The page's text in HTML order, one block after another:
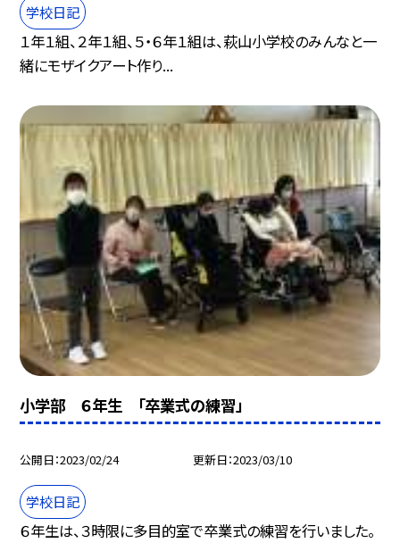
学校日記
１年１組、２年１組、５・６年１組は、萩山小学校のみんなと一
緒にモザイクアート作り...
小学部 ６年生 「卒業式の練習」
公開日 2023/02/24 更新日 2023/03/10
学校日記
６年生は、３時限に多目的室で卒業式の練習を行いました。